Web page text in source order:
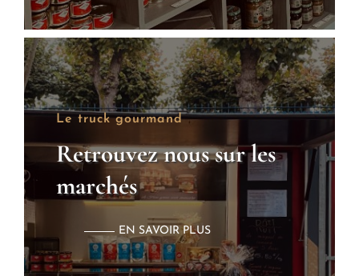
Le truck gourmand
Retrouvez nous sur les
marchés
EN SAVOIR PLUS